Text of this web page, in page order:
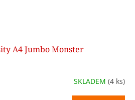
A4 Jumbo Monster
SKLADEM (4 ks)